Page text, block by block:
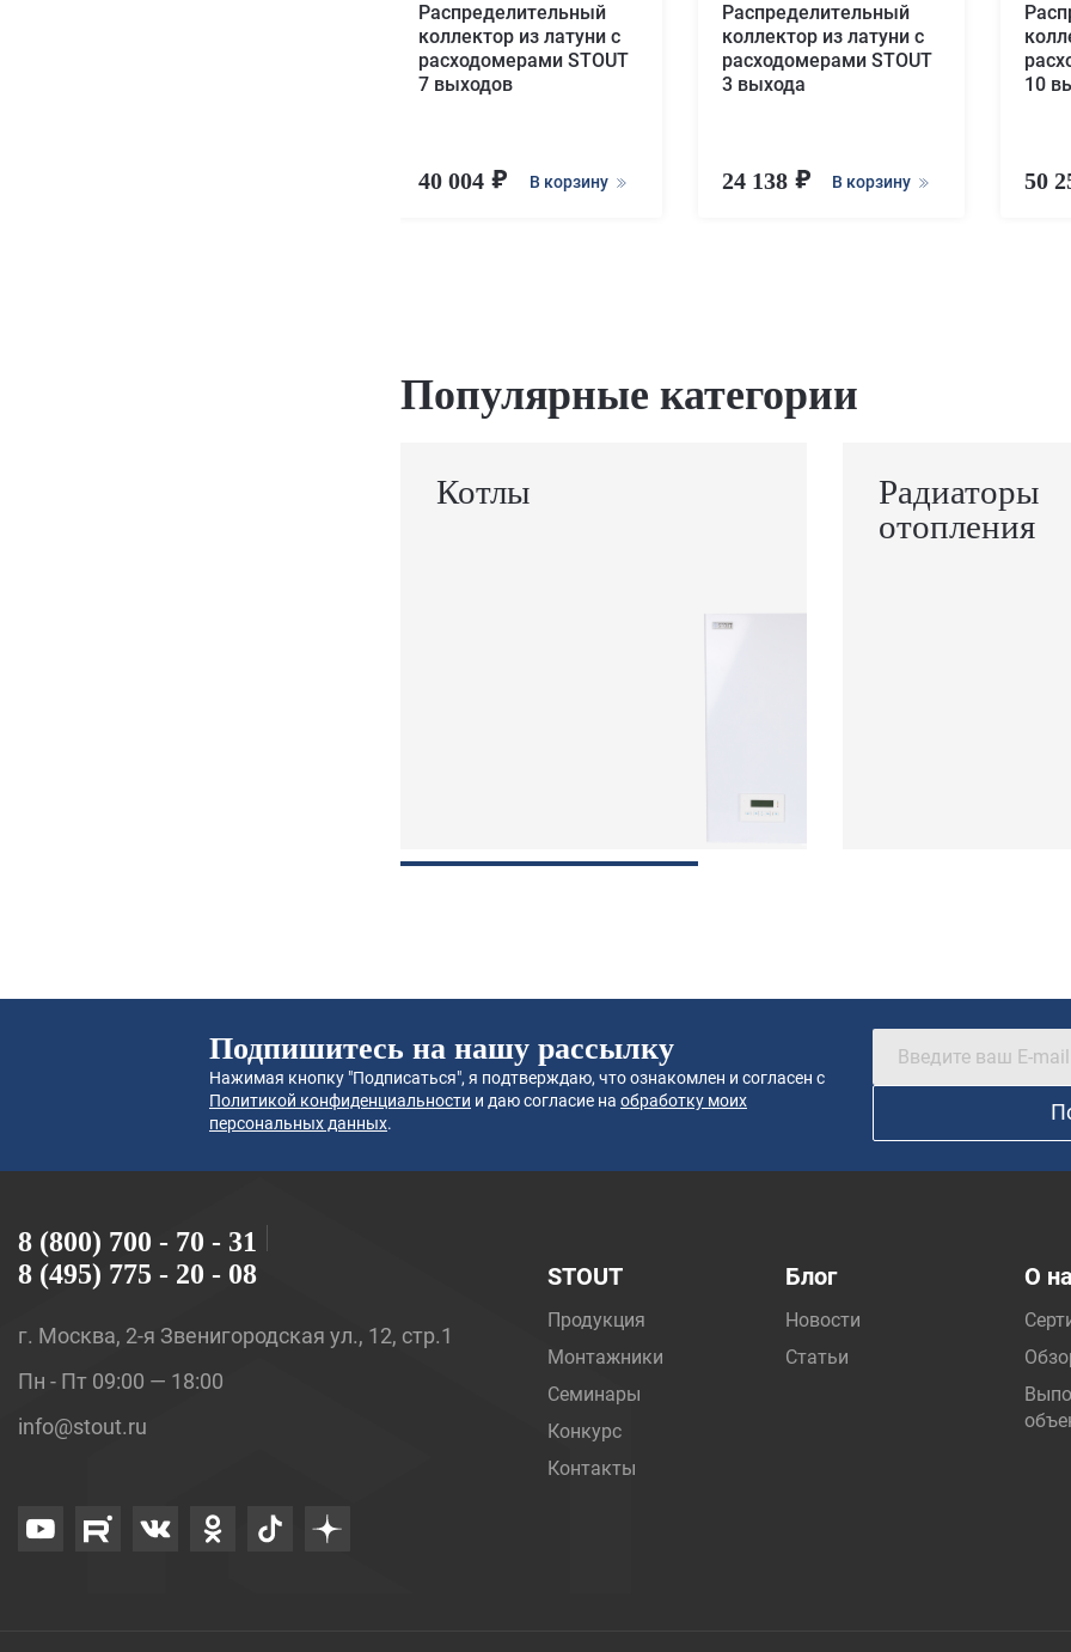
Распределительный
коллектор из латуни с
расходомерами STOUT
7 выходов
40 004 В корзину
Распределительный
коллектор из латуни с
расходомерами STOUT
3 выхода
24 138 В корзину
10
50
Популярные категории
Котлы
Радиаторы
отопления
Подпишитесь на нашу рассылку
Нажимая кнопку "Подписаться", я подтверждаю, что ознакомлен и согласен с
Политикой конфиденциальности и даю согласие на обработку моих
персональных данных.
8 (800) 700 - 70 - 31
8 (495) 775 - 20 - 08
г. Москва, 2-я Звенигородская ул., 12, стр.1
Пн - Пт 09:00 — 18:00
info@stout.ru
STOUT
Продукция
Монтажники
Семинары
Конкурс
Контакты
Блог
Новости
Статьи
О